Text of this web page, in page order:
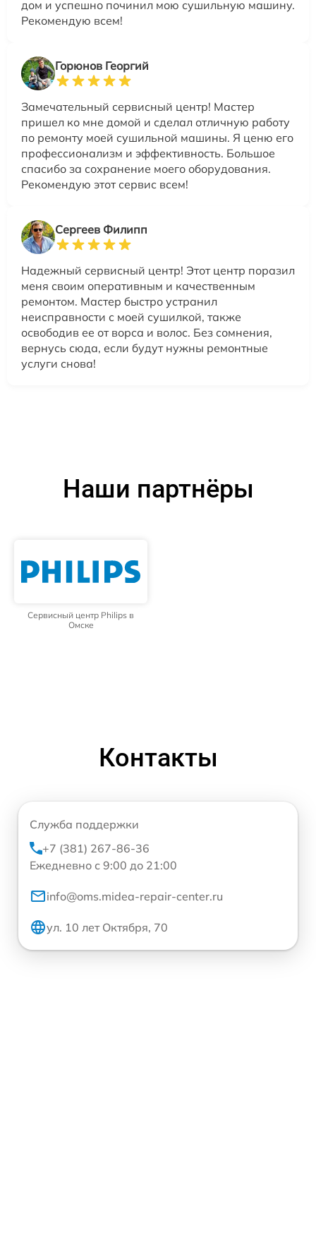
дом и успешно починил мою сушильную машину.
Рекомендую всем!
Горюнов Георгий
Замечательный сервисный центр! Мастер
пришел ко мне домой и сделал отличную работу
по ремонту моей сушильной машины. Я ценю его
профессионализм и эффективность. Большое
спасибо за сохранение моего оборудования.
Рекомендую этот сервис всем!
Сергеев Филипп
Надежный сервисный центр! Этот центр поразил
меня своим оперативным и качественным
ремонтом. Мастер быстро устранил
неисправности с моей сушилкой, также
освободив ее от ворса и волос. Без сомнения,
вернусь сюда, если будут нужны ремонтные
услуги снова!
Наши партнёры
Сервисный центр Philips в
Омске
Контакты
Служба поддержки
+7 (381) 267-86-36
Ежедневно с 9:00 до 21:00
info@oms.midea-repair-center.ru
ул. 10 лет Октября, 70